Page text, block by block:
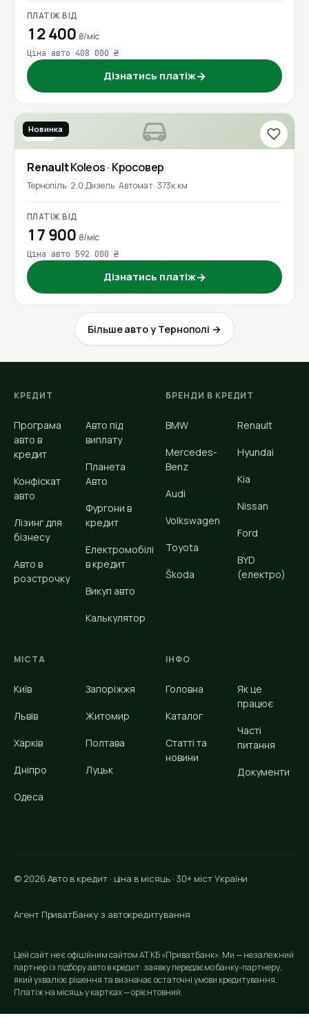
ПЛАТІЖ ВІД
12 400 ₴/міс
Ціна авто 408 000 ₴
Дізнатись платіж→
2016
Новинка
RenaultKoleos· Кросовер
Тернопіль 2.0 Дизель Автомат 373к км
ПЛАТІЖ ВІД
17 900 ₴/міс
Ціна авто 592 000 ₴
Дізнатись платіж→
Більше авто у Тернополі →
КРЕДИТ
Програма
авто в
кредит
Конфіскат
авто
Лізинг для
бізнесу
Авто в
розстрочку
Авто під
виплату
Планета
Авто
Фургони в
кредит
Електромобілі
в кредит
Викуп авто
Калькулятор
БРЕНДИ В КРЕДИТ
BMW
Mercedes-
Benz
Audi
Volkswagen
Toyota
Škoda
Renault
Hyundai
Kia
Nissan
Ford
BYD
(електро)
МІСТА
Київ
Львів
Харків
Дніпро
Одеса
Запоріжжя
Житомир
Полтава
Луцьк
ІНФО
Головна
Каталог
Статті та
новини
Як це
працює
Часті
питання
Документи
© 2026 Авто в кредит · ціна в місяць · 30+ міст України
Агент ПриватБанку з автокредитування
Цей сайт не є офіційним сайтом АТ КБ «ПриватБанк». Ми — незалежний
партнер із підбору авто в кредит: заявку передаємо банку-партнеру,
який ухвалює рішення та визначає остаточні умови кредитування.
Платіж на місяць у картках — орієнтовний.